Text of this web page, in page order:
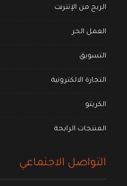
الربح من الإنترنت
العمل الحر
التسويق
التجارة الالكترونية
الكربتو
المنتجات الرابحة
التواصل الاجتماعي